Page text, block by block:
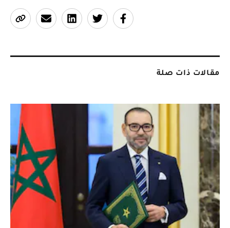
مقالات ذات صلة